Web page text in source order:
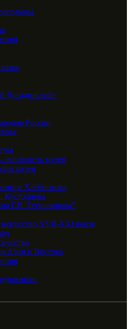
Догадинской»
России
музея
музея
Хлебникова
Г.В. Тетюшинова”
искусство XVII-XXI веков
Азии и Востока